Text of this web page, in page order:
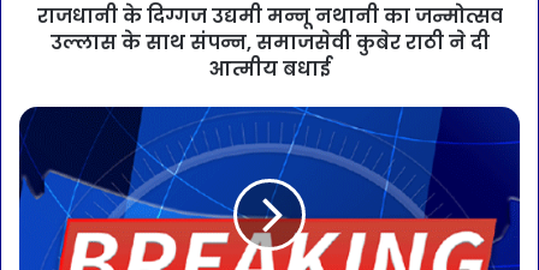
राजधानी के दिग्गज उद्यमी मन्नू नथानी का जन्मोत्सव
उल्लास के साथ संपन्न, समाजसेवी कुबेर राठी ने दी
आत्मीय बधाई